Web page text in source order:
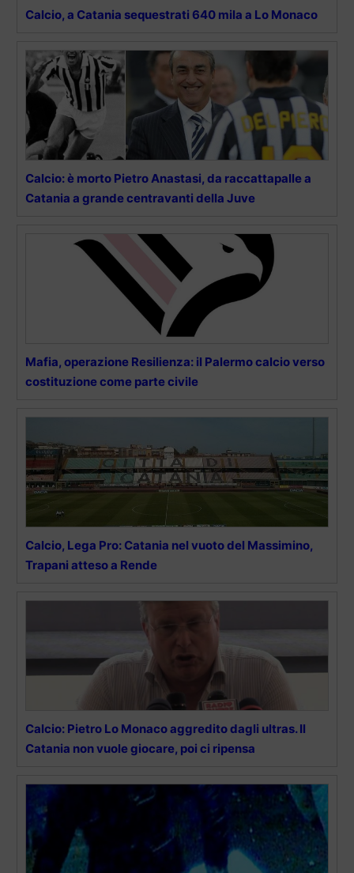
Calcio, a Catania sequestrati 640 mila a Lo Monaco
Calcio: è morto Pietro Anastasi, da raccattapalle a
Catania a grande centravanti della Juve
Mafia, operazione Resilienza: il Palermo calcio verso
costituzione come parte civile
Calcio, Lega Pro: Catania nel vuoto del Massimino,
Trapani atteso a Rende
Calcio: Pietro Lo Monaco aggredito dagli ultras. Il
Catania non vuole giocare, poi ci ripensa